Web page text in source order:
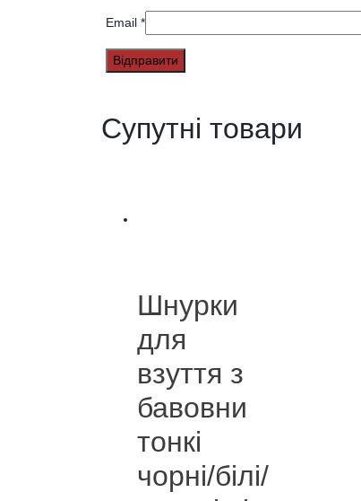
Email *
Супутні товари
Шнурки
для
взуття з
бавовни
тонкі
чорні/білі/